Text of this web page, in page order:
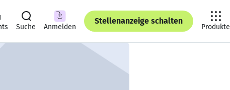
Suche Anmelden
Stellenanzeige schalten
Produkte